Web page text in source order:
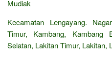
Mudiak
Kecamatan Lengayang.
Timur, Kambang, Kambang
Selatan, Lakitan Timur, Lakitan,